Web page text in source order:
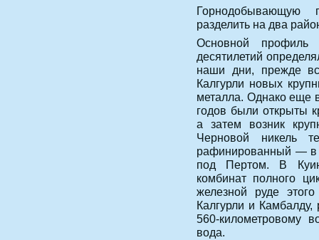
Горнодобывающую
разделить на два
Основной
десятилетий
наши дни, прежде
Калгурли новых
металла. Однако еще
годов были открыты
а затем возник
Черновой никель
рафинированный — в
под Пертом. В
комбинат полного
железной руде
Калгурли и
560-километровому
вода.